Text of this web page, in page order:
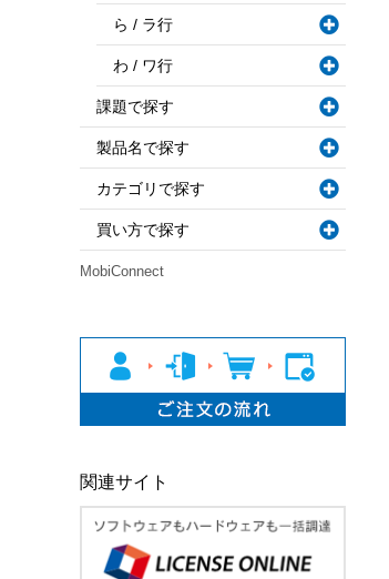
ら / ラ行
わ / ワ行
課題で探す
製品名で探す
カテゴリで探す
買い方で探す
MobiConnect
関連サイト